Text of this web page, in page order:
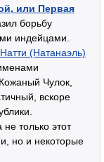
или Первая
борьбу
индейцами.
Натти (Натанаэль)
Чулок,
вскоре
только этот
но и некоторые